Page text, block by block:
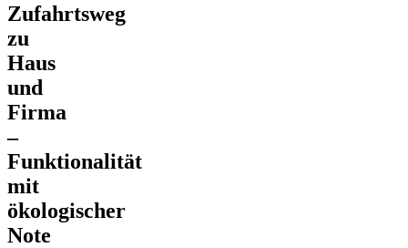
Zufahrtsweg
zu
Haus
und
Firma
–
Funktionalität
mit
ökologischer
Note